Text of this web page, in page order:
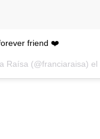
friend ❤️
Raísa (@franciaraisa) el